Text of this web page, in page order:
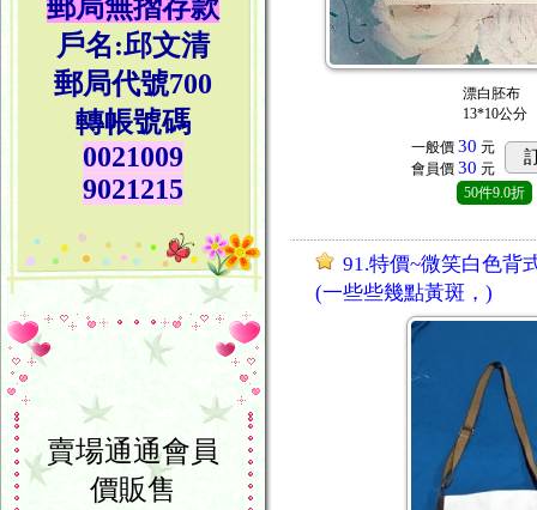
郵局無摺存款
戶名:邱文清
郵局代號700
轉帳號碼
0021009
9021215
賣場通通會員
價販售
漂白胚布
13*10公分
一般價 30 元
會員價 30 元
50件9.0折
91.特價~微笑白色背
(一些些幾點黃斑，)